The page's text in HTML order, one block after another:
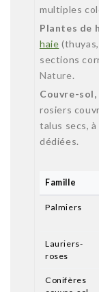
multiples
Plantes de
haie
sections
Nature.
Couvre-
rosiers
talus secs,
dédiées.
Famille
Palmiers
Lauriers-
roses
Conifères